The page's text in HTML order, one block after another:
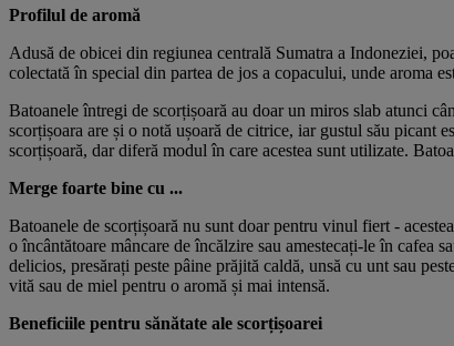
Profilul de aromă
Adusă de obicei din regiunea centrală Sumatra a Indoneziei,
colectată în special din partea de jos a copacului, unde aroma
Batoanele întregi de scorțișoară au doar un miros slab atunci
scorțișoara are și o notă ușoară de citrice, iar gustul său picant
scorțișoară, dar diferă modul în care acestea sunt utilizate.
Merge foarte bine cu ...
Batoanele de scorțișoară nu sunt doar pentru vinul fiert -
o încântătoare mâncare de încălzire sau amestecați-le în cafea
delicios, presărați peste pâine prăjită caldă, unsă cu unt sau
vită sau de miel pentru o aromă și mai intensă.
Beneficiile pentru sănătate ale scorțișoarei